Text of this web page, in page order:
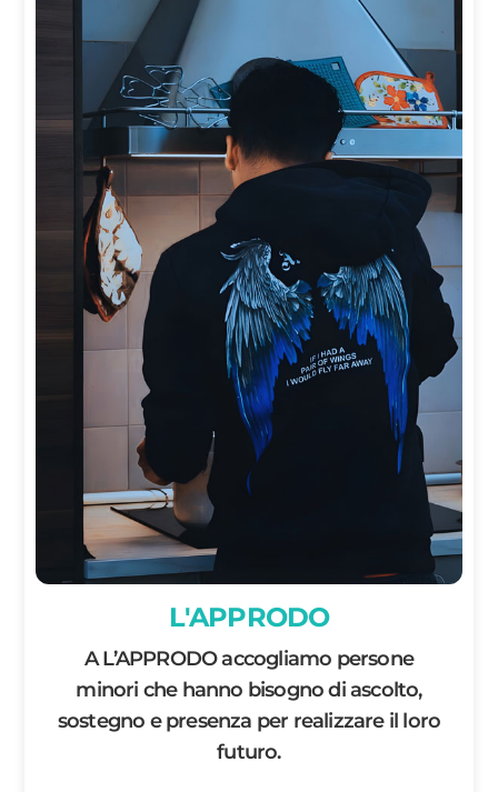
L'APPRODO
A L’APPRODO accogliamo persone
minori che hanno bisogno di ascolto,
sostegno e presenza per realizzare il loro
futuro.